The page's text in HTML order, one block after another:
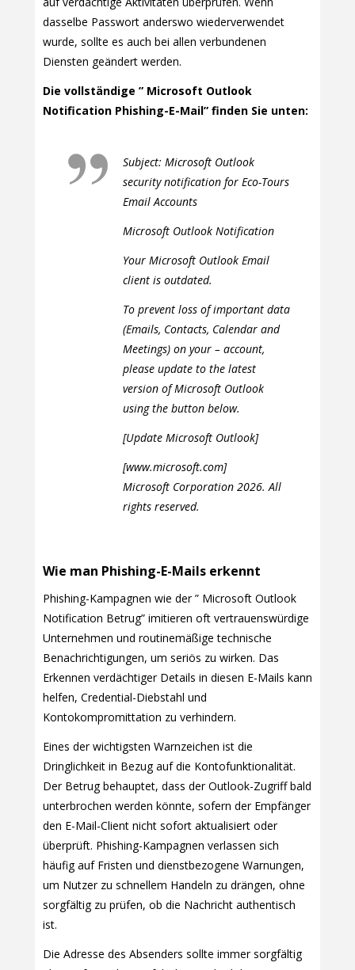
dasselbe Passwort anderswo wiederverwendet
wurde, sollte es auch bei allen verbundenen
Diensten geändert werden.
Die vollständige ” Microsoft Outlook
Notification Phishing-E-Mail” finden Sie unten:
Subject: Microsoft Outlook
security notification for Eco-Tours
Email Accounts
Microsoft Outlook Notification
Your Microsoft Outlook Email
client is outdated.
To prevent loss of important data
(Emails, Contacts, Calendar and
Meetings) on your – account,
please update to the latest
version of Microsoft Outlook
using the button below.
[Update Microsoft Outlook]
[www.microsoft.com]
Microsoft Corporation 2026. All
rights reserved.
Wie man Phishing-E-Mails erkennt
Phishing-Kampagnen wie der ” Microsoft Outlook
Notification Betrug” imitieren oft vertrauenswürdige
Unternehmen und routinemäßige technische
Benachrichtigungen, um seriös zu wirken. Das
Erkennen verdächtiger Details in diesen E-Mails kann
helfen, Credential-Diebstahl und
Kontokompromittation zu verhindern.
Eines der wichtigsten Warnzeichen ist die
Dringlichkeit in Bezug auf die Kontofunktionalität.
Der Betrug behauptet, dass der Outlook-Zugriff bald
unterbrochen werden könnte, sofern der Empfänger
den E-Mail-Client nicht sofort aktualisiert oder
überprüft. Phishing-Kampagnen verlassen sich
häufig auf Fristen und dienstbezogene Warnungen,
um Nutzer zu schnellem Handeln zu drängen, ohne
sorgfältig zu prüfen, ob die Nachricht authentisch
ist.
Die Adresse des Absenders sollte immer sorgfältig